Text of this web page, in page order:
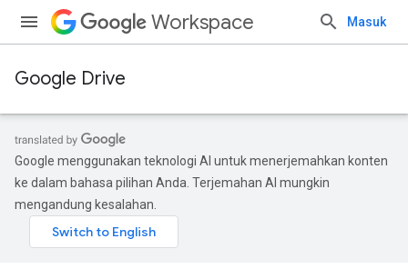
Workspace Masuk
Google Drive
Google menggunakan teknologi AI untuk menerjemahkan konten
ke dalam bahasa pilihan Anda. Terjemahan AI mungkin
mengandung kesalahan.